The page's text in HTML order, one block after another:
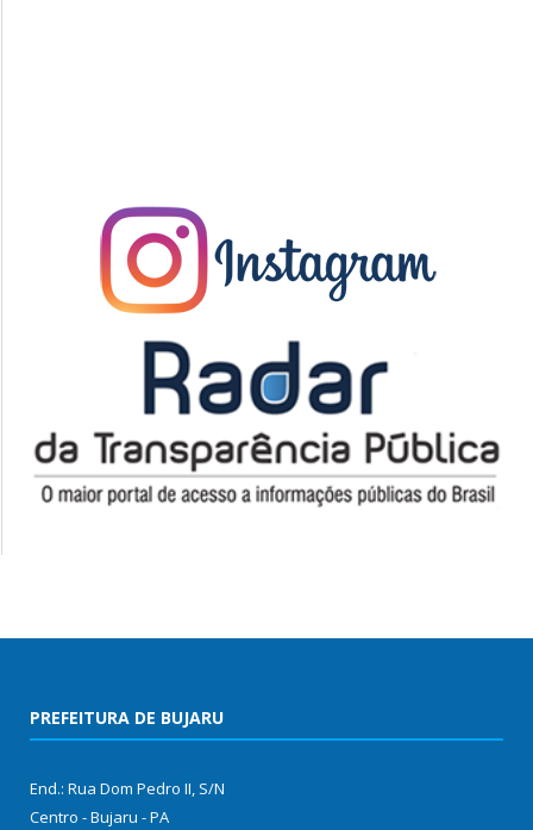
PREFEITURA DE BUJARU
End.: Rua Dom Pedro II, S/N
Centro - Bujaru - PA